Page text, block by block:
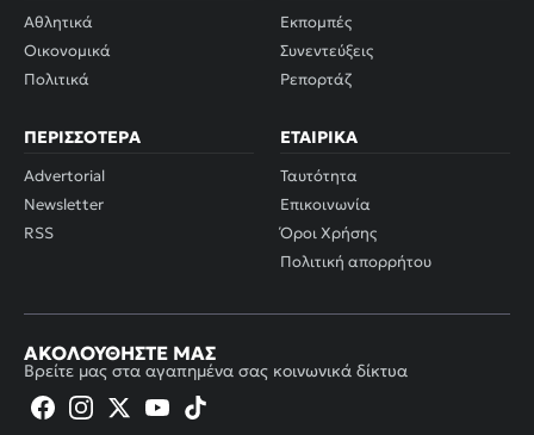
Αθλητικά
Οικονομικά
Πολιτικά
Εκπομπές
Συνεντεύξεις
Ρεπορτάζ
ΠΕΡΙΣΣΌΤΕΡΑ
Advertorial
Newsletter
RSS
ΕΤΑΙΡΙΚΆ
Ταυτότητα
Επικοινωνία
Όροι Χρήσης
Πολιτική απορρήτου
ΑΚΟΛΟΥΘΉΣΤΕ ΜΑΣ
Βρείτε μας στα αγαπημένα σας κοινωνικά δίκτυα